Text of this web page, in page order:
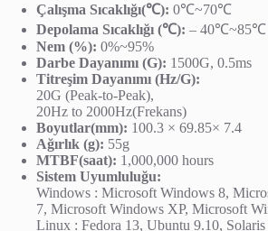
Çalışma Sıcaklığı(℃): 0℃~70℃
Depolama Sıcaklığı (℃): – 40℃~85℃
Nem (%): 0%~95%
Darbe Dayanımı (G): 1500G, 0.5ms
Titreşim Dayanımı (Hz/G):
20G (Peak-to-Peak),
20Hz to 2000Hz(Frekans)
Boyutlar(mm): 100.3 × 69.85× 7.4
Ağırlık (g): 55g
MTBF(saat): 1,000,000 hours
Sistem Uyumluluğu:
Windows : Microsoft Windows 8,
7, Microsoft Windows XP, Microsoft
Linux : Fedora 13, Ubuntu 9.10, Solaris